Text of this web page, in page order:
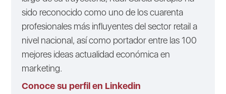
sido reconocido como uno de los cuarenta
profesionales más influyentes del sector retail a
nivel nacional, así como portador entre las 100
mejores ideas actualidad económica en
marketing.
Conoce su perfil en Linkedin